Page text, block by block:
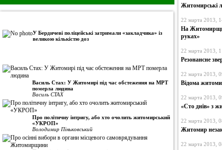
У Бердичеві поліцейські затримали «закладчика» із
великою кількістю доз
Василь Стах: У Житомирі під час обстеження на МРТ
померла людина
Василь СТАХ
Про політичну інтригу, або хто очолить житомирський
«УКРОП»
Володимир Піньковський
Житомирські
22 марта 2013,
На
руках»
22 марта 2013,
Резонансне
22 марта 2013,
Відома
22 марта 2013,
«Сто днів» з
22 марта 2013,
Житомир
22 марта 2013,